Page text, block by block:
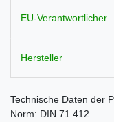
EU-Verantwortlicher
Hersteller
Technische Daten der
Norm: DIN 71 412